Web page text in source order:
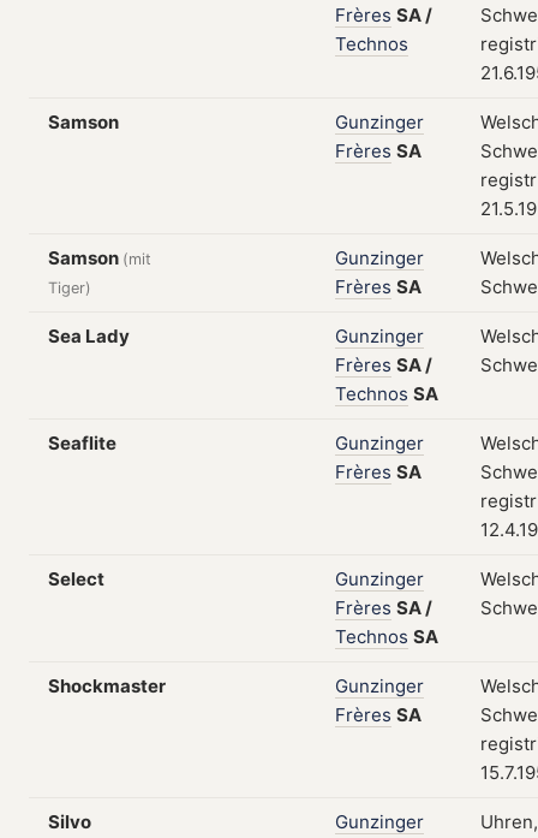
Frères SA/
Technos
Samson
Gunzinger
Frères SA
Samson (mit
Tiger)
Gunzinger
Frères SA
Sea Lady
Gunzinger
Frères SA/
Technos SA
Seaflite
Gunzinger
Frères SA
Select
Gunzinger
Frères SA/
Technos SA
Shockmaster
Gunzinger
Frères SA
Silvo
Gunzinger
Uhren,